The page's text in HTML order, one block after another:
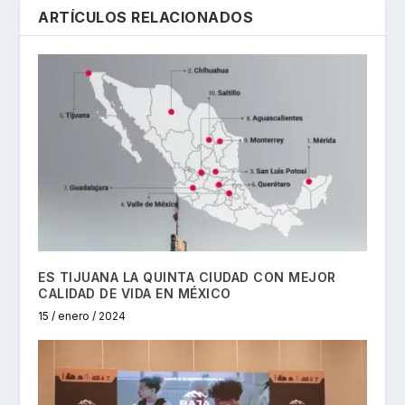
ARTÍCULOS RELACIONADOS
ES TIJUANA LA QUINTA CIUDAD CON MEJOR
CALIDAD DE VIDA EN MÉXICO
15 / enero / 2024